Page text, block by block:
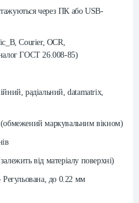
через ПК або USB-
Courier, OCR,
ГОСТ 26.008-85)
радіальний, datamatrix,
маркувальним вікном)
від матеріалу поверхні)
Регульована, до 0.22 мм